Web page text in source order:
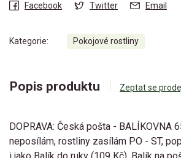
Facebook Twitter Email
Kategorie: Pokojové rostliny
Popis produktu Zeptat se
DOPRAVA: Česká pošta - BALÍKOVNA
neposílám, rostliny zasílám PO - ST,